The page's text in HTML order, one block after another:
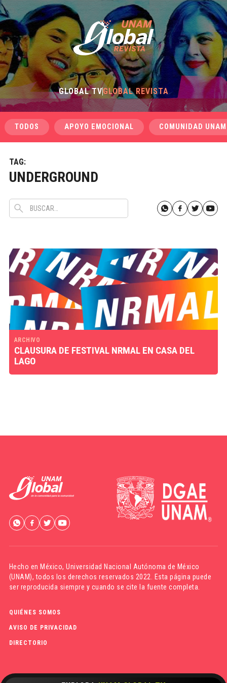
GLOBAL TVGLOBAL REVISTA
TODOS APOYO EMOCIONAL COMUNIDAD UNAM
TAG:
UNDERGROUND
ARCHIVO
CLAUSURA DE FESTIVAL NRMAL EN CASA DEL
LAGO
Hecho en México,Universidad Nacional Autónoma de México
(UNAM), todos los derechos reservados 2022. Esta página puede
ser reproducida siempre y cuando se cite la fuente completa.
QUIÉNES SOMOS
AVISO DE PRIVACIDAD
DIRECTORIO